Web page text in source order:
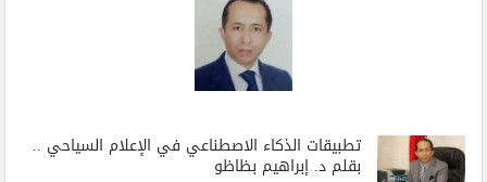
تطبيقات الذكاء الاصطناعي في الإعلام السياحي ..
بقلم د. إبراهيم بظاظو